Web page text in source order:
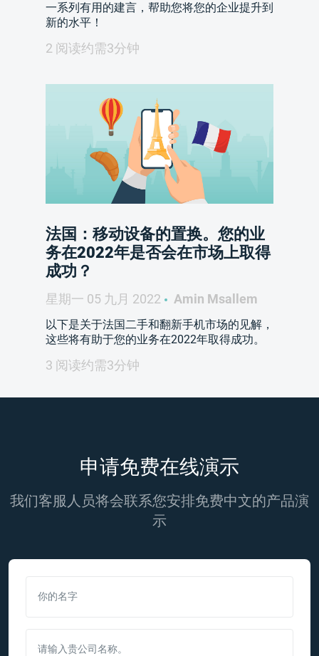
一系列有用的建言，帮助您将您的企业提升到
新的水平！
2 阅读约需3分钟
法国：移动设备的置换。您的业
务在2022年是否会在市场上取得
成功？
星期一 05 九月 2022 Amin Msallem
以下是关于法国二手和翻新手机市场的见解，
这些将有助于您的业务在2022年取得成功。
3 阅读约需3分钟
申请免费在线演示
我们客服人员将会联系您安排免费中文的产品演
示
你的名字
请输入贵公司名称。